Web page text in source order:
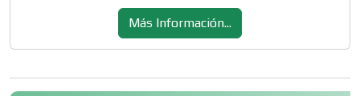
Más Información...